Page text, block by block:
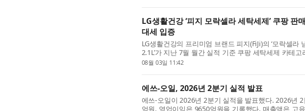
LG생활건강 ‘피지 모락셀라 세탁세제’ 쿠팡
대세 입증
LG생활건강의 프리미엄 브랜드 피지(FiJi)의 ‘모락셀라
2.1L’가 지난 7월 월간 실적 기준 쿠팡 세탁세제 카테
며 대세 브랜드임을 입증했다. 피지 모락셀라 세탁세제
08월 03일 11:42
에쓰-오일, 2026년 2분기 실적 발표
에쓰-오일이 2026년 2분기 실적을 발표했다. 2026년
억원, 영업이익은 9650억원을 기록했다. 매출액은 고